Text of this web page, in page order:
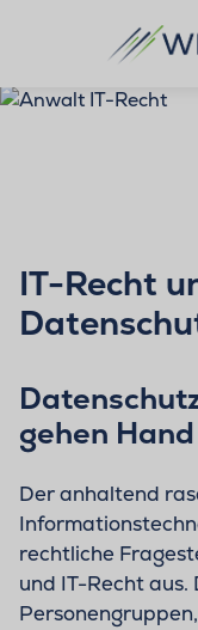
IT-Recht
gehen
Der anhaltend
rechtliche
und IT-Recht